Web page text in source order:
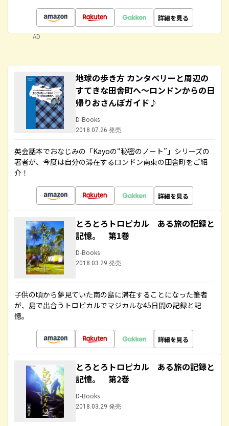
詳細を見る
AD
地球の歩き方 カンタベリーと周辺の
すてきな田舎町へ～ロンドンからの日
帰りおさんぽガイド♪
D-Books
2018.07.26 発売
英会話本でおなじみの「Kayoの“秘密のノート”」シリーズの
著者が、今度は自分の滞在するロンドン南東の田舎町をご紹
介！
詳細を見る
とろとろトロピカル ある旅の記録と
記憶。 第1巻
D-Books
2018.03.29 発売
子供の頃から夢見ていた南の島に滞在することになった筆者
が、島で出合うトロピカルでマジカルな45日間の記録と記
憶。
詳細を見る
とろとろトロピカル ある旅の記録と
記憶。 第2巻
D-Books
2018.03.29 発売